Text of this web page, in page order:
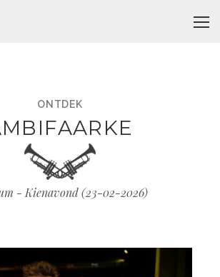
ONTDEK
- Kienavond (23-02-2026)